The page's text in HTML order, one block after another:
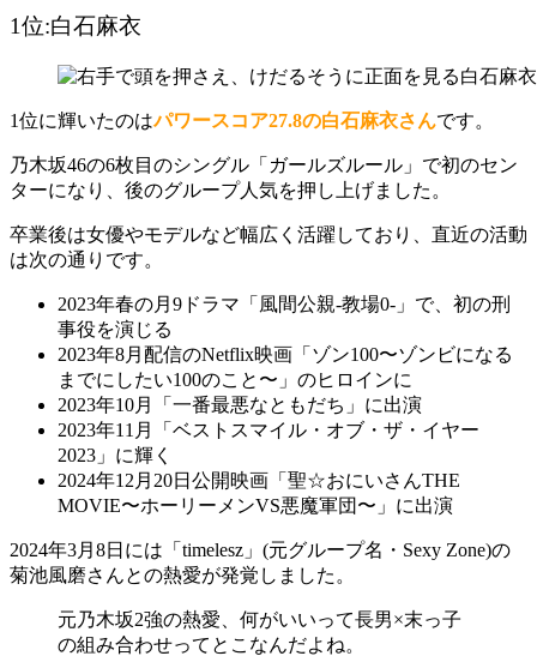
1位:白石麻衣
1位に輝いたのはパワースコア27.8の白石麻衣さんです。
乃木坂46の6枚目のシングル「ガールズルール」で初のセン
ターになり、後のグループ人気を押し上げました。
卒業後は女優やモデルなど幅広く活躍しており、直近の活動
は次の通りです。
2023年春の月9ドラマ「風間公親-教場0-」で、初の刑
事役を演じる
2023年8月配信のNetflix映画「ゾン100〜ゾンビになる
までにしたい100のこと〜」のヒロインに
2023年10月「一番最悪なともだち」に出演
2023年11月「ベストスマイル・オブ・ザ・イヤー
2023」に輝く
2024年12月20日公開映画「聖☆おにいさんTHE
MOVIE〜ホーリーメンVS悪魔軍団〜」に出演
2024年3月8日には「timelesz」(元グループ名・Sexy Zone)の
菊池風磨さんとの熱愛が発覚しました。
元乃木坂2強の熱愛、何がいいって長男×末っ子
の組み合わせってとこなんだよね。